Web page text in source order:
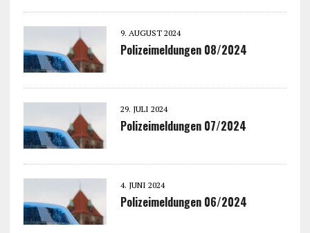
9. AUGUST 2024
Polizeimeldungen 08/2024
29. JULI 2024
Polizeimeldungen 07/2024
4. JUNI 2024
Polizeimeldungen 06/2024